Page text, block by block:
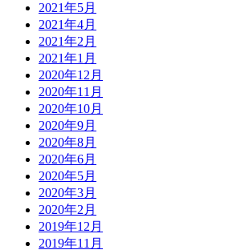
2021年5月
2021年4月
2021年2月
2021年1月
2020年12月
2020年11月
2020年10月
2020年9月
2020年8月
2020年6月
2020年5月
2020年3月
2020年2月
2019年12月
2019年11月